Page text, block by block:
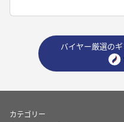
バイヤー厳選の
カテゴリー